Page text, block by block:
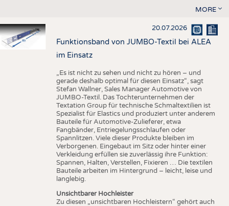
MORE
20.07.2026
Funktionsband von JUMBO-Textil bei ALEA
im Einsatz
„Es ist nicht zu sehen und nicht zu hören – und
gerade deshalb optimal für diesen Einsatz“, sagt
Stefan Wallner, Sales Manager Automotive von
JUMBO-Textil. Das Tochterunternehmen der
Textation Group für technische Schmaltextilien ist
Spezialist für Elastics und produziert unter anderem
Bauteile für Automotive-Zulieferer, etwa
Fangbänder, Entriegelungsschlaufen oder
Spannlitzen. Viele dieser Produkte bleiben im
Verborgenen. Eingebaut im Sitz oder hinter einer
Verkleidung erfüllen sie zuverlässig ihre Funktion:
Spannen, Halten, Verstellen, Fixieren … Die textilen
Bauteile arbeiten im Hintergrund – leicht, leise und
langlebig.
Unsichtbarer Hochleister
Zu diesen „unsichtbaren Hochleistern“ gehört auch